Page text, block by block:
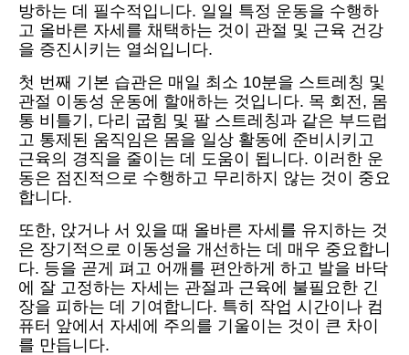
방하는 데 필수적입니다. 일일 특정 운동을 수행하
고 올바른 자세를 채택하는 것이 관절 및 근육 건강
을 증진시키는 열쇠입니다.
첫 번째 기본 습관은 매일 최소 10분을 스트레칭 및
관절 이동성 운동에 할애하는 것입니다. 목 회전, 몸
통 비틀기, 다리 굽힘 및 팔 스트레칭과 같은 부드럽
고 통제된 움직임은 몸을 일상 활동에 준비시키고
근육의 경직을 줄이는 데 도움이 됩니다. 이러한 운
동은 점진적으로 수행하고 무리하지 않는 것이 중요
합니다.
또한, 앉거나 서 있을 때 올바른 자세를 유지하는 것
은 장기적으로 이동성을 개선하는 데 매우 중요합니
다. 등을 곧게 펴고 어깨를 편안하게 하고 발을 바닥
에 잘 고정하는 자세는 관절과 근육에 불필요한 긴
장을 피하는 데 기여합니다. 특히 작업 시간이나 컴
퓨터 앞에서 자세에 주의를 기울이는 것이 큰 차이
를 만듭니다.